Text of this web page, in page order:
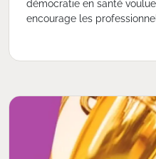
démocratie en santé
encourage les